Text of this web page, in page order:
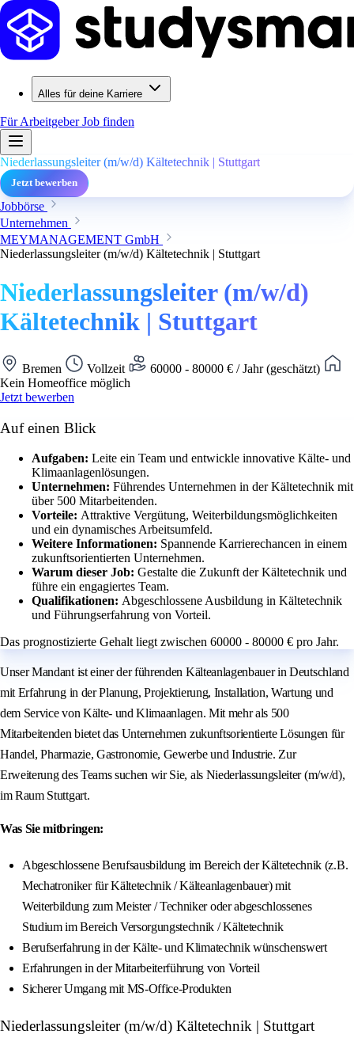
Alles für deine Karriere
Für ArbeitgeberJob finden
Niederlassungsleiter (m/w/d) Kältetechnik | Stuttgart
Jetzt bewerben
Jobbörse
Unternehmen
MEYMANAGEMENT GmbH
Niederlassungsleiter (m/w/d) Kältetechnik | Stuttgart
Niederlassungsleiter (m/w/d)
Kältetechnik | Stuttgart
Bremen Vollzeit
60000 - 80000 € / Jahr (geschätzt)
Kein Homeoffice möglich
Jetzt bewerben
Auf einen Blick
Aufgaben: Leite ein Team und entwickle innovative Kälte- und
Klimaanlagenlösungen.
Unternehmen: Führendes Unternehmen in der Kältetechnik mit
über 500 Mitarbeitenden.
Vorteile: Attraktive Vergütung, Weiterbildungsmöglichkeiten
und ein dynamisches Arbeitsumfeld.
Weitere Informationen: Spannende Karrierechancen in einem
zukunftsorientierten Unternehmen.
Warum dieser Job: Gestalte die Zukunft der Kältetechnik und
führe ein engagiertes Team.
Qualifikationen: Abgeschlossene Ausbildung in Kältetechnik
und Führungserfahrung von Vorteil.
Das prognostizierte Gehalt liegt zwischen 60000 - 80000 € pro Jahr.
Unser Mandant ist einer der führenden Kälteanlagenbauer in Deutschland
mit Erfahrung in der Planung, Projektierung, Installation, Wartung und
dem Service von Kälte- und Klimaanlagen. Mit mehr als 500
Mitarbeitenden bietet das Unternehmen zukunftsorientierte Lösungen für
Handel, Pharmazie, Gastronomie, Gewerbe und Industrie. Zur
Erweiterung des Teams suchen wir Sie, als Niederlassungsleiter (m/w/d),
im Raum Stuttgart.
Was Sie mitbringen:
Abgeschlossene Berufsausbildung im Bereich der Kältetechnik (z.B.
Mechatroniker für Kältetechnik / Kälteanlagenbauer) mit
Weiterbildung zum Meister / Techniker oder abgeschlossenes
Studium im Bereich Versorgungstechnik / Kältetechnik
Berufserfahrung in der Kälte- und Klimatechnik wünschenswert
Erfahrungen in der Mitarbeiterführung von Vorteil
Sicherer Umgang mit MS-Office-Produkten
Niederlassungsleiter (m/w/d) Kältetechnik | Stuttgart